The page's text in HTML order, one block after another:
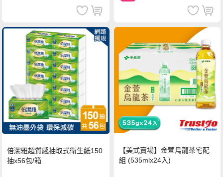
倍潔雅超質感抽取式衛生紙150
抽x56包/箱
【美式賣場】金萱烏龍茶宅配
組 (535mlx24入)